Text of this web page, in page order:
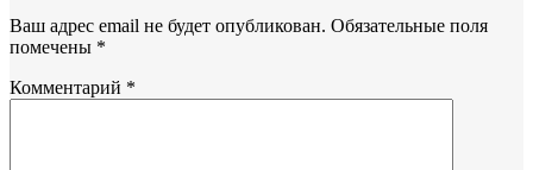
Ваш адрес email не будет опубликован. Обязательные поля
помечены *
Комментарий *